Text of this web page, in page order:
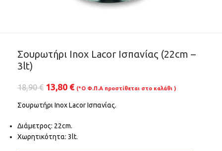
Σουρωτήρι Inox Lacor Ισπανίας (22cm –
3lt)
18,90€ 13,80 € (*Ο Φ.Π.Α προστίθεται στο καλάθι )
Σουρωτήρι Inox Lacor Ισπανίας.
Διάμετρος: 22cm.
Χωρητικότητα: 3lt.